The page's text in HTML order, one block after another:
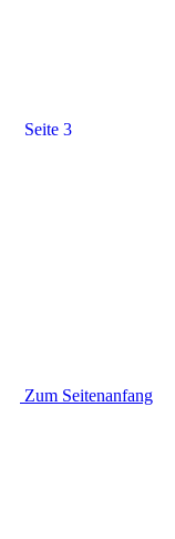
Seite 3
Zum Seitenanfang